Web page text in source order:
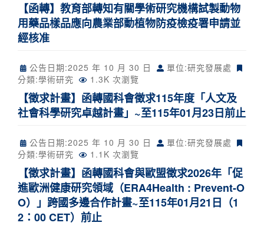
【函轉】教育部轉知有關學術研究機構試製動物
用藥品樣品應向農業部動植物防疫檢疫署申請並
經核准
公告日期:2025 年 10 月 30 日
單位:研究發展處
分類:學術研究 1.3K 次瀏覽
【徵求計畫】函轉國科會徵求115年度「人文及
社會科學研究卓越計畫」~至115年01月23日前止
公告日期:2025 年 10 月 30 日
單位:研究發展處
分類:學術研究 1.1K 次瀏覽
【徵求計畫】函轉國科會與歐盟徵求2026年「促
進歐洲健康研究領域（ERA4Health : Prevent-O
O）」跨國多邊合作計畫~至115年01月21日（1
2：00 CET）前止